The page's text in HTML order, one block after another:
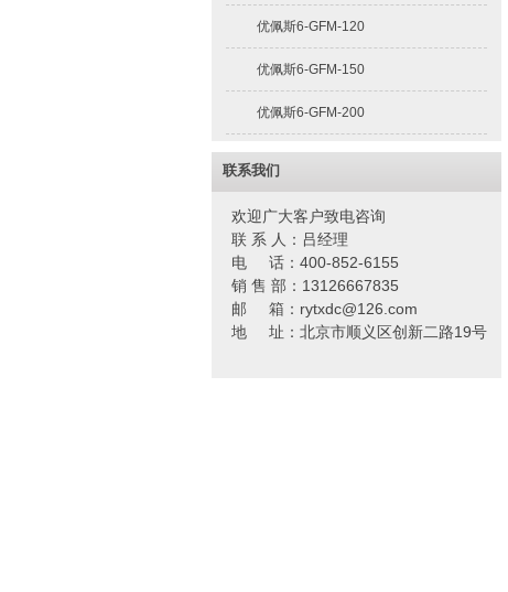
优佩斯6-GFM-120
优佩斯6-GFM-150
优佩斯6-GFM-200
联系我们
欢迎广大客户致电咨询
联 系 人：吕经理
电 话：400-852-6155
销 售 部：13126667835
邮 箱：rytxdc@126.com
地 址：北京市顺义区创新二路19号